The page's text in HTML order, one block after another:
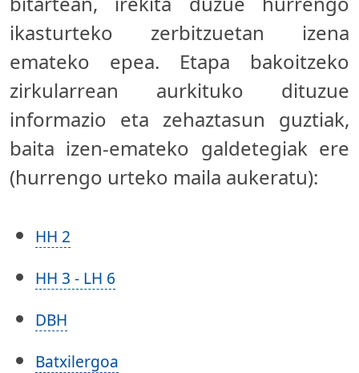
ikasturteko zerbitzuetan izena
emateko epea. Etapa bakoitzeko
zirkularrean aurkituko dituzue
informazio eta zehaztasun guztiak,
baita izen-emateko galdetegiak ere
(hurrengo urteko maila aukeratu):
HH 2
HH 3 - LH 6
DBH
Batxilergoa